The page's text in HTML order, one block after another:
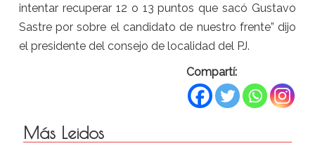
intentar recuperar 12 o 13 puntos que sacó Gustavo
Sastre por sobre el candidato de nuestro frente” dijo
el presidente del consejo de localidad del PJ.
Compartí:
Más Leidos